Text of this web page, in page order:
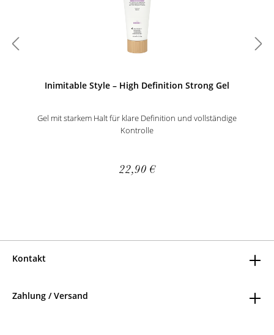
Inimitable Style – High Definition Strong Gel
Gel mit starkem Halt für klare Definition und vollständige
Kontrolle
22,90 €
Kontakt
Zahlung / Versand